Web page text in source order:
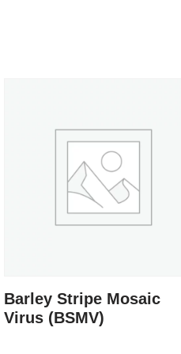
Barley Stripe Mosaic
Virus (BSMV)